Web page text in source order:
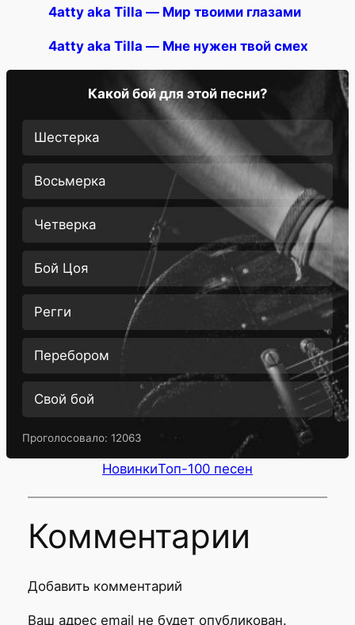
4atty aka Tilla — Мир твоими глазами
4atty aka Tilla — Мне нужен твой смех
Какой бой для этой песни?
Шестерка
Восьмерка
Четверка
Бой Цоя
Регги
Перебором
Свой бой
Проголосовало: 12063
НовинкиТоп-100 песен
Комментарии
Добавить комментарий
Ваш адрес email не будет опубликован.